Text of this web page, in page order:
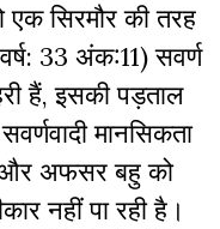
एक सिरमौर की तरह
33 अंक:11) सवर्ण
हैं, इसकी पड़ताल
मानसिकता
और अफसर बहु को
नहीं पा रही है।